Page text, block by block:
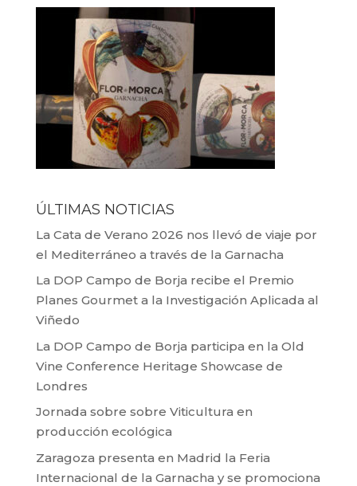
ÚLTIMAS NOTICIAS
La Cata de Verano 2026 nos llevó de viaje por
el Mediterráneo a través de la Garnacha
La DOP Campo de Borja recibe el Premio
Planes Gourmet a la Investigación Aplicada al
Viñedo
La DOP Campo de Borja participa en la Old
Vine Conference Heritage Showcase de
Londres
Jornada sobre sobre Viticultura en
producción ecológica
Zaragoza presenta en Madrid la Feria
Internacional de la Garnacha y se promociona